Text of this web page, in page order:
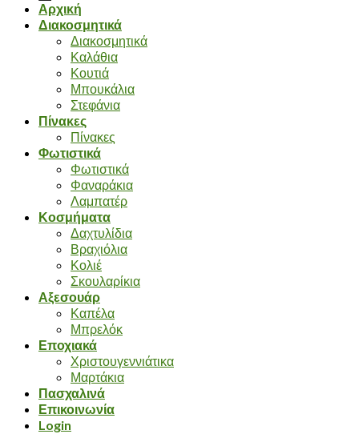
Αρχική
Διακοσμητικά
Διακοσμητικά
Καλάθια
Κουτιά
Μπουκάλια
Στεφάνια
Πίνακες
Πίνακες
Φωτιστικά
Φωτιστικά
Φαναράκια
Λαμπατέρ
Κοσμήματα
Δαχτυλίδια
Βραχιόλια
Κολιέ
Σκουλαρίκια
Αξεσουάρ
Καπέλα
Μπρελόκ
Εποχιακά
Χριστουγεννιάτικα
Μαρτάκια
Πασχαλινά
Επικοινωνία
Login